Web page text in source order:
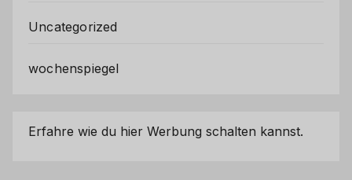
Uncategorized
wochenspiegel
Erfahre wie du hier Werbung schalten kannst.